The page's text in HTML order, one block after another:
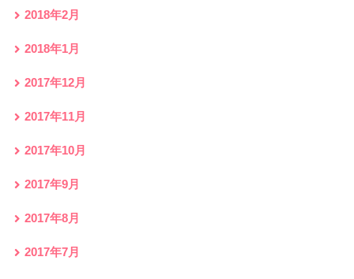
2018年2月
2018年1月
2017年12月
2017年11月
2017年10月
2017年9月
2017年8月
2017年7月